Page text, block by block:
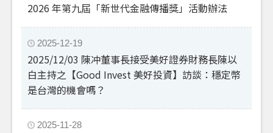
2026 年第九屆「新世代金融傳播獎」活動辦法
2025-12-19
2025/12/03 陳冲董事長接受美好證券財務長陳以
白主持之【Good Invest 美好投資】訪談：穩定幣
是台灣的機會嗎？
2025-11-28